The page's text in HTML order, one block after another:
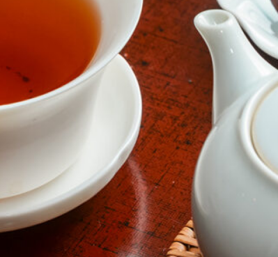
紹介します。おすすめのイベ
Instagram